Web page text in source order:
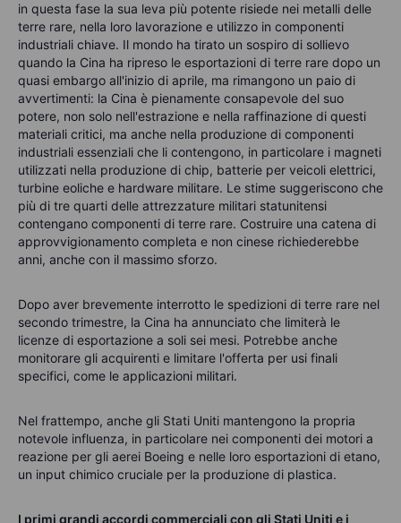
in questa fase la sua leva più potente risiede nei metalli delle
terre rare, nella loro lavorazione e utilizzo in componenti
industriali chiave. Il mondo ha tirato un sospiro di sollievo
quando la Cina ha ripreso le esportazioni di terre rare dopo un
quasi embargo all'inizio di aprile, ma rimangono un paio di
avvertimenti: la Cina è pienamente consapevole del suo
potere, non solo nell'estrazione e nella raffinazione di questi
materiali critici, ma anche nella produzione di componenti
industriali essenziali che li contengono, in particolare i magneti
utilizzati nella produzione di chip, batterie per veicoli elettrici,
turbine eoliche e hardware militare. Le stime suggeriscono che
più di tre quarti delle attrezzature militari statunitensi
contengano componenti di terre rare. Costruire una catena di
approvvigionamento completa e non cinese richiederebbe
anni, anche con il massimo sforzo.
Dopo aver brevemente interrotto le spedizioni di terre rare nel
secondo trimestre, la Cina ha annunciato che limiterà le
licenze di esportazione a soli sei mesi. Potrebbe anche
monitorare gli acquirenti e limitare l'offerta per usi finali
specifici, come le applicazioni militari.
Nel frattempo, anche gli Stati Uniti mantengono la propria
notevole influenza, in particolare nei componenti dei motori a
reazione per gli aerei Boeing e nelle loro esportazioni di etano,
un input chimico cruciale per la produzione di plastica.
I primi grandi accordi commerciali con gli Stati Uniti e i